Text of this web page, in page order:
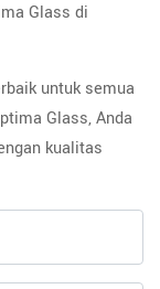
Glass di
untuk semua
Glass, Anda
kualitas